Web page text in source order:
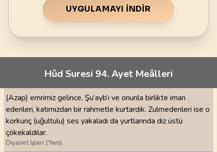
UYGULAMAYI İNDIR
Hûd Suresi 94. Ayet Meâlleri
(Azap) emrimiz gelince, Şu’ayb’ı ve onunla birlikte iman
edenleri, katımızdan bir rahmetle kurtardık. Zulmedenleri ise o
korkunç (uğultulu) ses yakaladı da yurtlarında diz üstü
çökekaldılar.
Diyanet İşleri (Yeni)